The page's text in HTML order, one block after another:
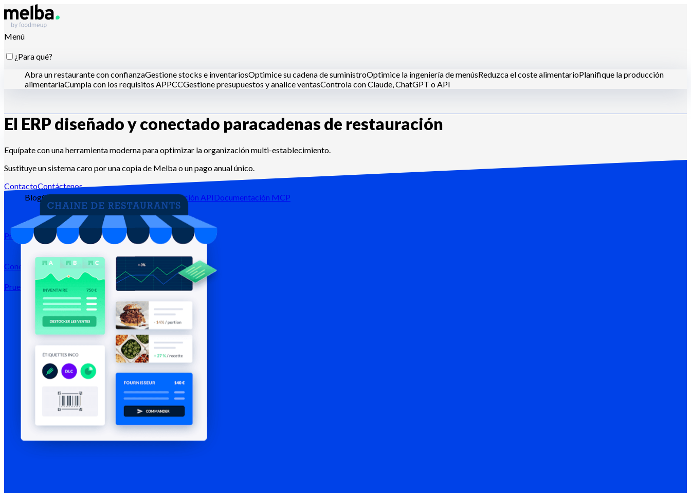
Menú
¿Para qué?
Abra un restaurante con confianzaGestione stocks e inventariosOptimice su cadena de suministroOptimice la ingeniería de menúsReduzca el coste alimentarioPlanifique la producción
alimentariaCumpla con los requisitos APPCCGestione presupuestos y analice ventasControla con Claude, ChatGPT o API
¿Para quién?
BlogCentro de ayudaNewslettersDocumentación API Documentación MCP
Precios
Conexión →
Prueba gratisRegistrarse
El ERP diseñado y conectado paracadenas de restauración
Equípate con una herramienta moderna para optimizar la organización multi-establecimiento.
Sustituye un sistema caro por una copia de Melba o un pago anual único.
ContactoContáctenos